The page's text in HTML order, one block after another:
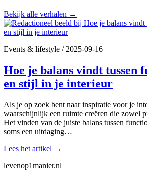
Bekijk alle verhalen →
Events & lifestyle /2025-09-16
Hoe je balans vindt tussen
en stijl in je interieur
Als je op zoek bent naar inspiratie voor je
waarschijnlijk een ruimte creëren die zowel
Het vinden van de juiste balans tussen
soms een uitdaging…
Lees het artikel →
levenop1manier.nl